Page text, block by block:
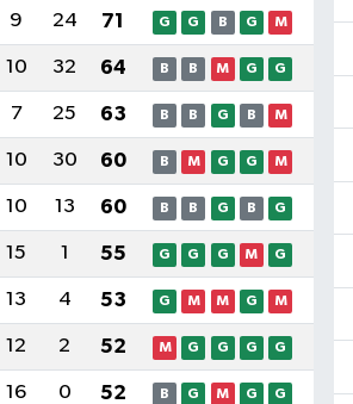
9 24 71 G G B G M
10 32 64 B B M G G
7 25 63 B B G B M
10 30 60 B M G G M
10 13 60 B B G B G
15 1 55 G G G M G
13 4 53 G M M G M
12 2 52 M G G G G
16 0 52 B G M G G